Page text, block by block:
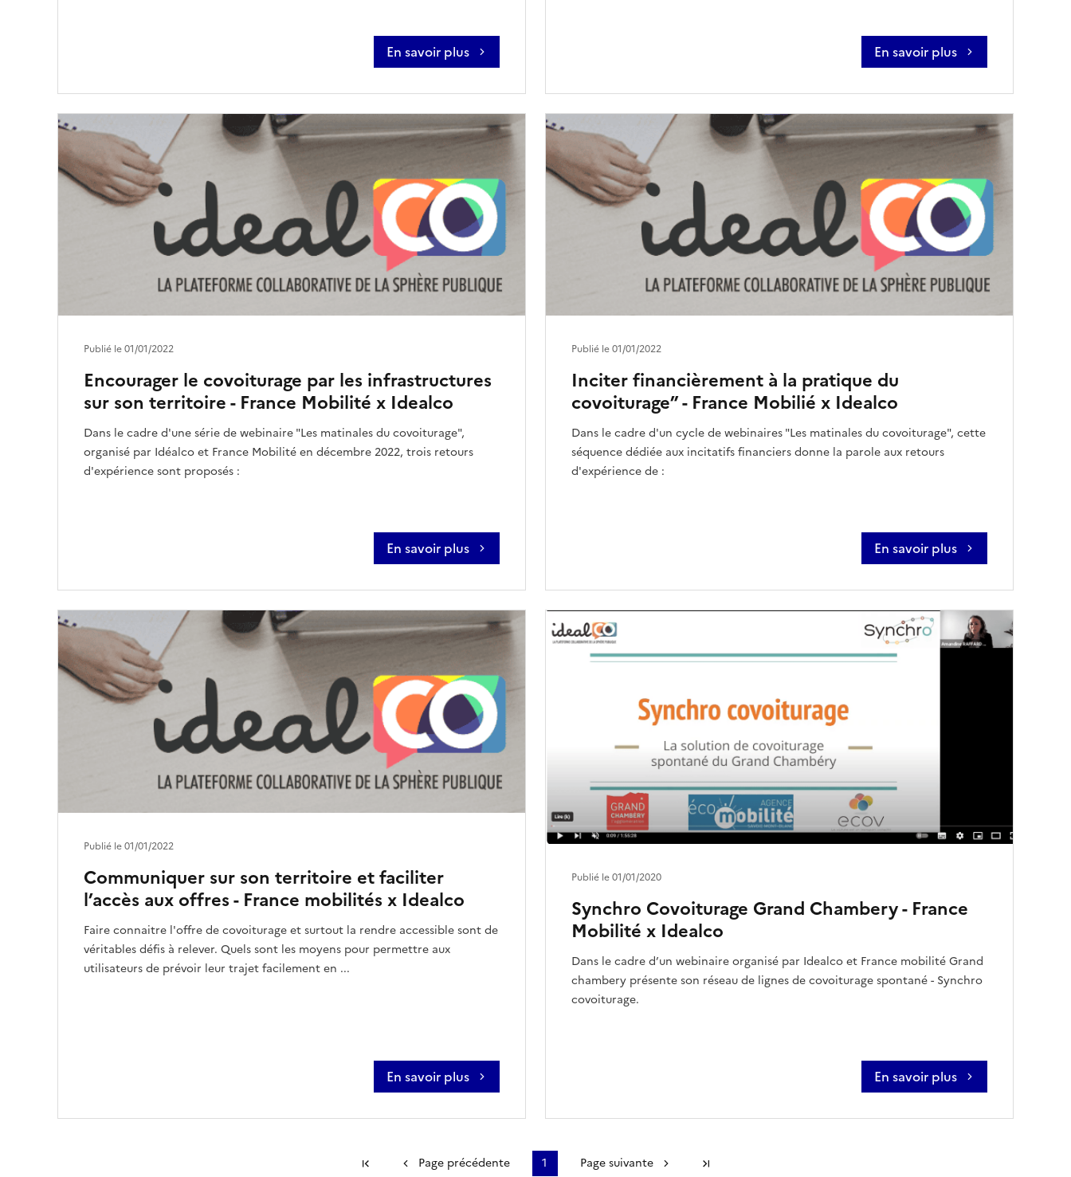
En savoir plus En savoir plus
Encourager le covoiturage par les infrastructures
sur son territoire - France Mobilité x Idealco
Dans le cadre d'une série de webinaire "Les matinales du covoiturage",
organisé par Idéalco et France Mobilité en décembre 2022, trois retours
d'expérience sont proposés :
Publié le 01/01/2022
En savoir plus
Inciter financièrement à la pratique du
covoiturage” - France Mobilié x Idealco
Dans le cadre d'un cycle de webinaires "Les matinales du covoiturage", cette
séquence dédiée aux incitatifs financiers donne la parole aux retours
d'expérience de :
Publié le 01/01/2022
En savoir plus
Communiquer sur son territoire et faciliter
l’accès aux offres - France mobilités x Idealco
Faire connaitre l'offre de covoiturage et surtout la rendre accessible sont de
véritables défis à relever. Quels sont les moyens pour permettre aux
utilisateurs de prévoir leur trajet facilement en ...
Publié le 01/01/2022
En savoir plus
Synchro Covoiturage Grand Chambery - France
Mobilité x Idealco
Dans le cadre d’un webinaire organisé par Idealco et France mobilité Grand
chambery présente son réseau de lignes de covoiturage spontané - Synchro
covoiturage.
Publié le 01/01/2020
En savoir plus
Première page
Page précédente 1 Page suivante